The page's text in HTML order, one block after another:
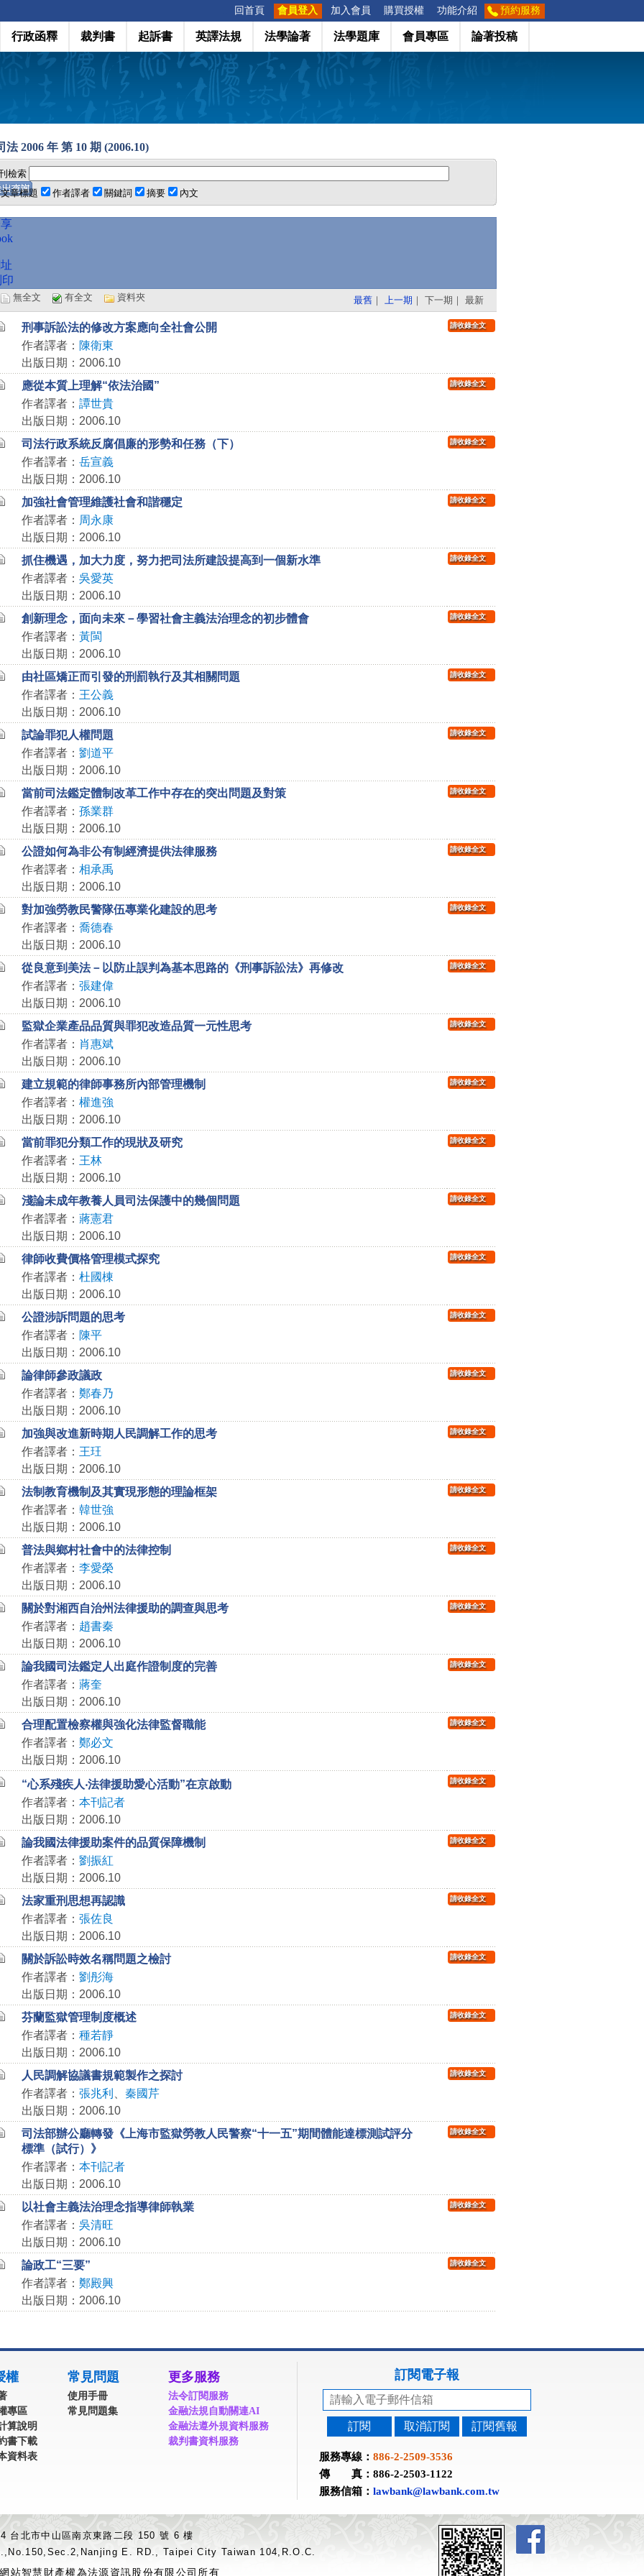
回首頁 會員登入 加入會員 購買授權 功能介紹 預約服務
行政函釋 裁判書 起訴書 英譯法規 法學論著 法學題庫 會員專區 論著投稿
法 2006 年 第 10 期 (2006.10)
檢索
文章標題
作者譯者 關鍵詞 摘要 內文
無全文 有全文 資料夾 最舊 ｜ 上一期 ｜ 下一期 ｜ 最新
刑事訴訟法的修改方案應向全社會公開
作者譯者： 陳衛東
出版日期：2006.10
請收錄全文
應從本質上理解“依法治國”
作者譯者： 譚世貴
出版日期：2006.10
請收錄全文
司法行政系統反腐倡廉的形勢和任務（下）
作者譯者： 岳宣義
出版日期：2006.10
請收錄全文
加強社會管理維護社會和諧穩定
作者譯者： 周永康
出版日期：2006.10
請收錄全文
抓住機遇，加大力度，努力把司法所建設提高到一個新水準
作者譯者： 吳愛英
出版日期：2006.10
請收錄全文
創新理念，面向未來－學習社會主義法治理念的初步體會
作者譯者： 黃閩
出版日期：2006.10
請收錄全文
由社區矯正而引發的刑罰執行及其相關問題
作者譯者： 王公義
出版日期：2006.10
請收錄全文
試論罪犯人權問題
作者譯者： 劉道平
出版日期：2006.10
請收錄全文
當前司法鑑定體制改革工作中存在的突出問題及對策
作者譯者： 孫業群
出版日期：2006.10
請收錄全文
公證如何為非公有制經濟提供法律服務
作者譯者： 相承禹
出版日期：2006.10
請收錄全文
對加強勞教民警隊伍專業化建設的思考
作者譯者： 喬德春
出版日期：2006.10
請收錄全文
從良意到美法－以防止誤判為基本思路的《刑事訴訟法》再修改
作者譯者： 張建偉
出版日期：2006.10
請收錄全文
監獄企業產品品質與罪犯改造品質一元性思考
作者譯者： 肖惠斌
出版日期：2006.10
請收錄全文
建立規範的律師事務所內部管理機制
作者譯者： 權進強
出版日期：2006.10
請收錄全文
當前罪犯分類工作的現狀及研究
作者譯者： 王林
出版日期：2006.10
請收錄全文
淺論未成年教養人員司法保護中的幾個問題
作者譯者： 蔣憲君
出版日期：2006.10
請收錄全文
律師收費價格管理模式探究
作者譯者： 杜國棟
出版日期：2006.10
請收錄全文
公證涉訴問題的思考
作者譯者： 陳平
出版日期：2006.10
請收錄全文
論律師參政議政
作者譯者： 鄭春乃
出版日期：2006.10
請收錄全文
加強與改進新時期人民調解工作的思考
作者譯者： 王玨
出版日期：2006.10
請收錄全文
法制教育機制及其實現形態的理論框架
作者譯者： 韓世強
出版日期：2006.10
請收錄全文
普法與鄉村社會中的法律控制
作者譯者： 李愛榮
出版日期：2006.10
請收錄全文
關於對湘西自治州法律援助的調查與思考
作者譯者： 趙書秦
出版日期：2006.10
請收錄全文
論我國司法鑑定人出庭作證制度的完善
作者譯者： 蔣奎
出版日期：2006.10
請收錄全文
合理配置檢察權與強化法律監督職能
作者譯者： 鄭必文
出版日期：2006.10
請收錄全文
“心系殘疾人‧法律援助愛心活動”在京啟動
作者譯者： 本刊記者
出版日期：2006.10
請收錄全文
論我國法律援助案件的品質保障機制
作者譯者： 劉振紅
出版日期：2006.10
請收錄全文
法家重刑思想再認識
作者譯者： 張佐良
出版日期：2006.10
請收錄全文
關於訴訟時效名稱問題之檢討
作者譯者： 劉彤海
出版日期：2006.10
請收錄全文
芬蘭監獄管理制度概述
作者譯者： 種若靜
出版日期：2006.10
請收錄全文
人民調解協議書規範製作之探討
作者譯者： 張兆利
秦國芹
出版日期：2006.10
請收錄全文
司法部辦公廳轉發《上海市監獄勞教人民警察“十一五”期間體能達標測試評分
標準（試行）》
作者譯者： 本刊記者
出版日期：2006.10
請收錄全文
以社會主義法治理念指導律師執業
作者譯者： 吳清旺
出版日期：2006.10
請收錄全文
論政工“三要”
作者譯者： 鄭殿興
出版日期：2006.10
請收錄全文
權
專區
算說明
書下載
資料表
常見問題
使用手冊
常見問題集
更多服務
法令訂閱服務
金融法規自動關連AI
金融法遵外規資料服務
裁判書資料服務
訂閱電子報
訂閱 取消訂閱 訂閱舊報
服務專線： 886-2-2509-3536
傳 真：886-2-2503-1122
服務信箱： lawbank@lawbank.com.tw
台北市中山區南京東路二段 150 號 6 樓
E. RD., Taipei City Taiwan 104,R.O.C.
站智慧財產權為法源資訊股份有限公司所有